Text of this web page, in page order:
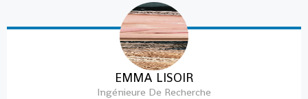
EMMA LISOIR
Ingénieure De Recherche